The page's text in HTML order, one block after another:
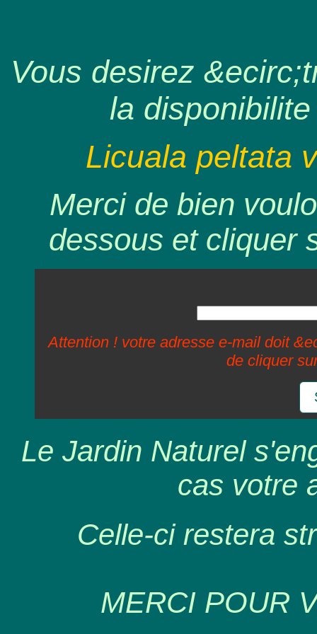
Vous desirez
la
Licuala peltata
Merci de bien
dessous et cliquer
Attention ! votre adresse e-mail doit
de cliquer
Le Jardin Naturel
cas votre
Celle-ci restera
MERCI POUR